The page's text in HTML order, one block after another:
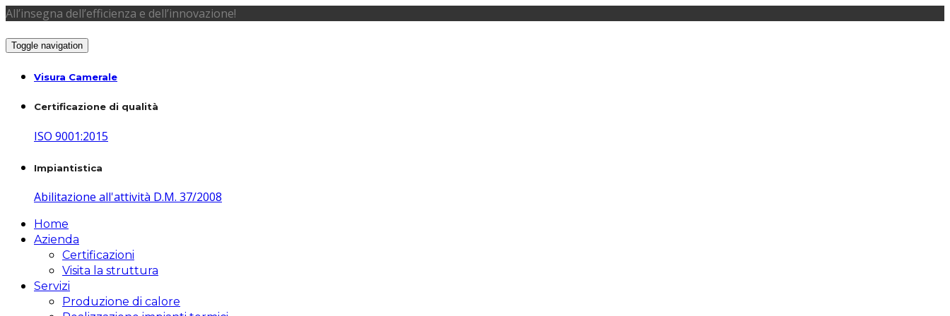
All’insegna dell’efficienza e dell’innovazione!
Toggle navigation
Visura Camerale
Certificazione di qualità
ISO 9001:2015
Impiantistica
Abilitazione all'attività D.M. 37/2008
Home
Azienda
Certificazioni
Visita la struttura
Servizi
Produzione di calore